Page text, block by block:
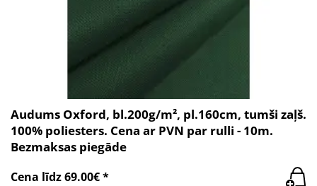
Audums Oxford, bl.200g/m², pl.160cm, tumši zaļš.
100% poliesters. Cena ar PVN par rulli - 10m.
Bezmaksas piegāde
Cena līdz 69.00€ *